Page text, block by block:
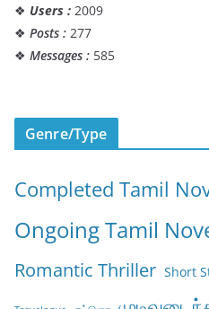
❖ Users : 2009
❖ Posts : 277
❖ Messages : 585
Genre/Type
Completed Tamil
Ongoing Tamil
Romantic Thriller Short